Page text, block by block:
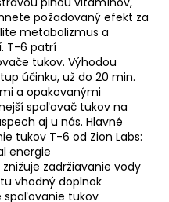
požadovaný efekt za
metabolizmus a
T-6 patrí
tukov. Výhodou
účinku, už do 20 min.
a opakovanými
spaľovač tukov na
aj u nás. Hlavné
tukov T-6 od Zion Labs:
energie
zadržiavanie vody
vhodný doplnok
spaľovanie tukov